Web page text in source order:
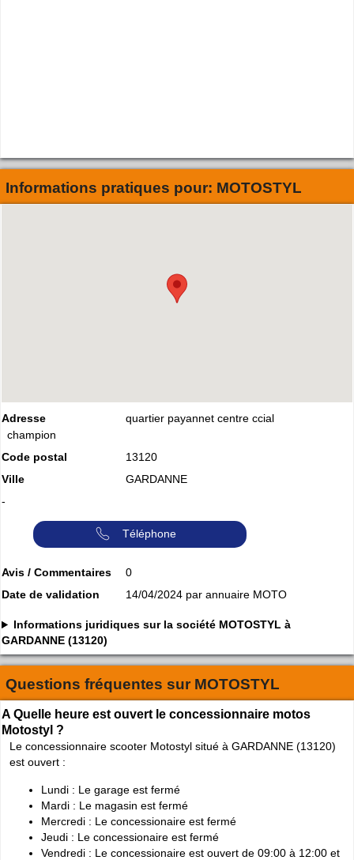
Informations pratiques pour: MOTOSTYL
Adresse
quartier payannet centre ccial
champion
Code postal
13120
Ville
GARDANNE
-
Téléphone
Avis / Commentaires
0
Date de validation
14/04/2024 par annuaire MOTO
Informations juridiques sur la société MOTOSTYL à
GARDANNE (13120)
Questions fréquentes sur MOTOSTYL
A Quelle heure est ouvert le concessionnaire motos
Motostyl ?
Le concessionnaire scooter Motostyl situé à GARDANNE (13120)
est ouvert :
Lundi : Le garage est fermé
Mardi : Le magasin est fermé
Mercredi : Le concessionaire est fermé
Jeudi : Le concessionaire est fermé
Vendredi : Le concessionaire est ouvert de 09:00 à 12:00 et